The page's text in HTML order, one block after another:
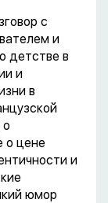
с
и
детстве в
и
в
о цене
и
юмор